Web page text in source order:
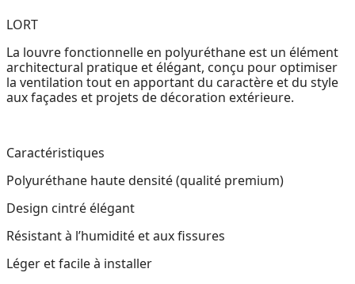
LORT
La louvre fonctionnelle en polyuréthane est un élément
architectural pratique et élégant, conçu pour optimiser
la ventilation tout en apportant du caractère et du style
aux façades et projets de décoration extérieure.
Caractéristiques
Polyuréthane haute densité (qualité premium)
Design cintré élégant
Résistant à l’humidité et aux fissures
Léger et facile à installer